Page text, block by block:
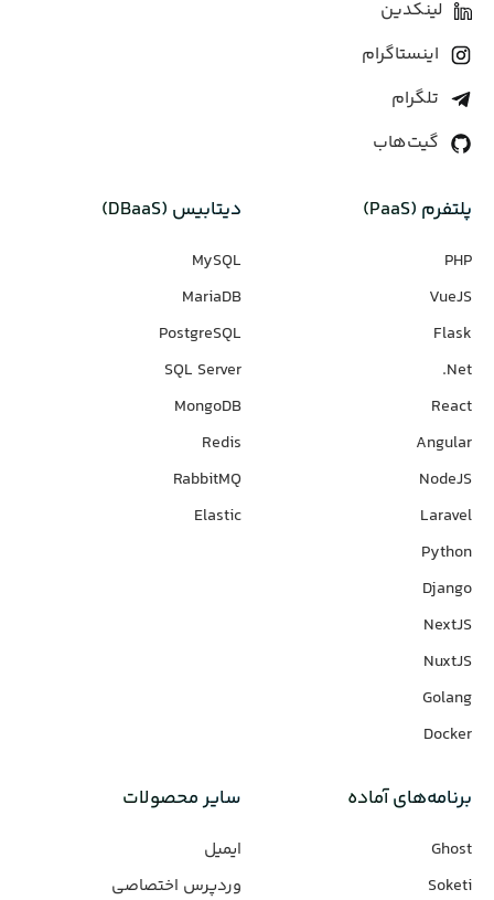
لینکدین
اینستاگرام
تلگرام
گیت‌هاب
پلتفرم (PaaS)
PHP
VueJS
Flask
Net.
React
Angular
NodeJS
Laravel
Python
Django
NextJS
NuxtJS
Golang
Docker
دیتابیس‌ (DBaaS)
MySQL
MariaDB
PostgreSQL
SQL Server
MongoDB
Redis
RabbitMQ
Elastic
برنامه‌های‌ آماده
Ghost
Soketi
سایر محصولات
ایمیل
وردپرس‌ اختصاصی